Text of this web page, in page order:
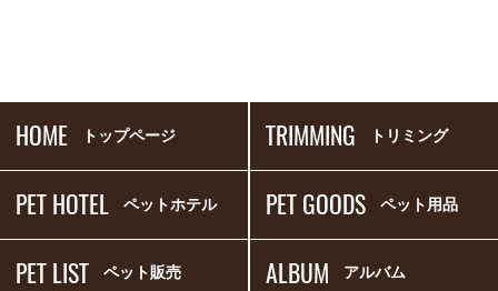
HOME トップページ TRIMMING トリミング
PET HOTEL ペットホテル PET GOODS ペット用品
PET LIST ペット販売 ALBUM アルバム